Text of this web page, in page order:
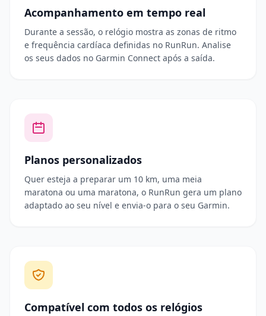
Acompanhamento em tempo real
Durante a sessão, o relógio mostra as zonas de ritmo
e frequência cardíaca definidas no RunRun. Analise
os seus dados no Garmin Connect após a saída.
Planos personalizados
Quer esteja a preparar um 10 km, uma meia
maratona ou uma maratona, o RunRun gera um plano
adaptado ao seu nível e envia-o para o seu Garmin.
Compatível com todos os relógios